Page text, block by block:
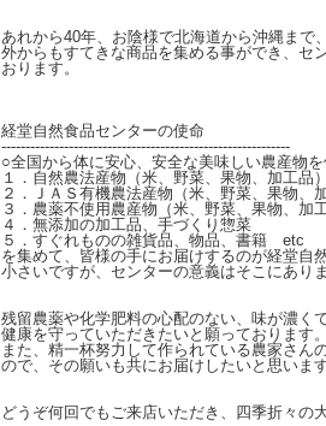
あれから40年、お陰様で北海道から沖縄ま
外からもすてきな商品を集める事ができ、セ
おります。
経堂自然食品センターの使命
------------------------------------------------------------
○全国から体に安心、安全な美味しい農産物を
１．自然農法産物（米、野菜、果物、加工品）
２．ＪＡＳ有機農法産物（米、野菜、果物、加
３．農薬不使用農産物（米、野菜、果物、加工
４．無添加の加工品、手づくり惣菜
５．すぐれものの雑貨品、物品、書籍 etc
を集めて、皆様の手にお届けするのが経堂自
小さいですが、センターの意義はそこにありま
残留農薬や化学肥料の心配のない、味が濃く
健康を守っていただきたいと願っております。
また、精一杯努力して作られている農家さん
ので、その願いも共にお届けしたいと思います
どうぞ何回でもご来店いただき、四季折々の